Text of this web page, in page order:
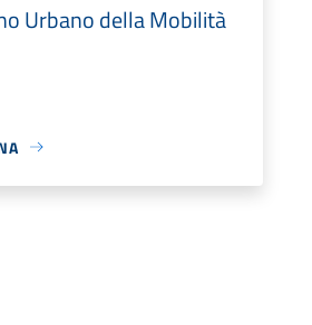
Urbano della Mobilità